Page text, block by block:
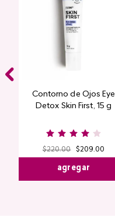
Contorno de Ojos Eye
Detox Skin First, 15 g
$220.00 $209.00
agregar